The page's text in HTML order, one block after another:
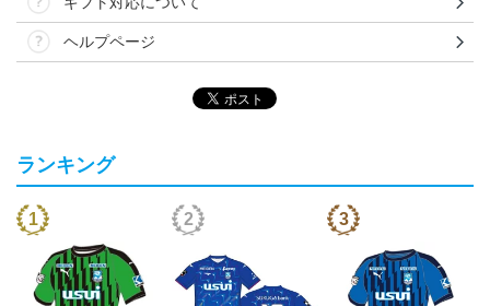
ヘルプページ
ランキング